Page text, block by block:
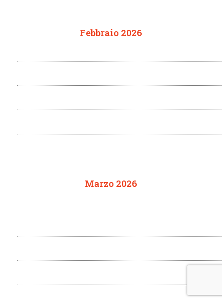
Febbraio 2026
Marzo 2026